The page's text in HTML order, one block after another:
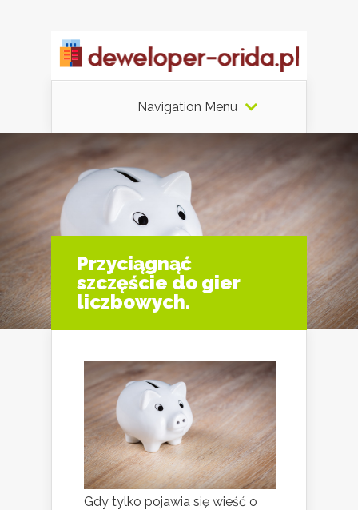
Navigation Menu
Przyciągnąć
szczęście do gier
liczbowych.
Gdy tylko pojawia się wieść o